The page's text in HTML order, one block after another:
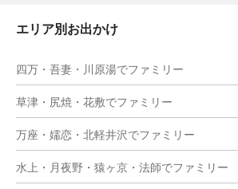
エリア別お出かけ
四万・吾妻・川原湯でファミリー
草津・尻焼・花敷でファミリー
万座・嬬恋・北軽井沢でファミリー
水上・月夜野・猿ヶ京・法師でファミリー